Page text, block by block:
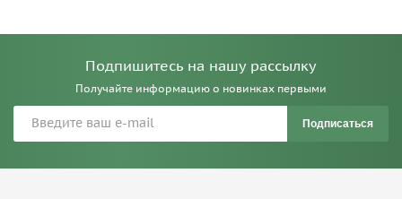
Подпишитесь на нашу рассылку
Получайте информацию о новинках первыми
Подписаться